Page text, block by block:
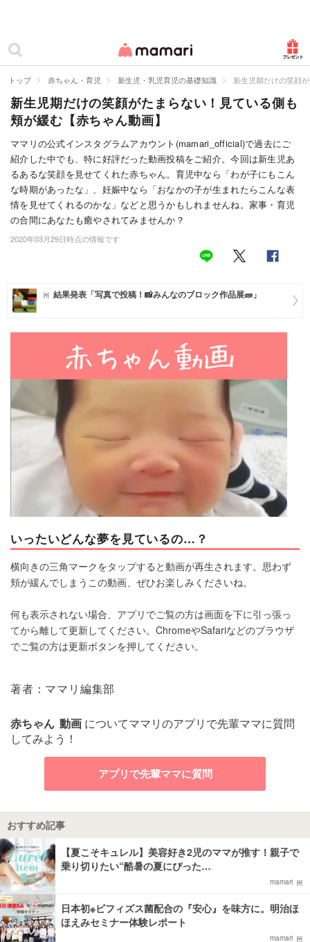
ママリ
カテゴリー一覧
妊娠
出産
赤ちゃん・育児
子育て・家族
病院
美容・ファッション
住まい
マネー
トレンド・イベント
トップ 赤ちゃん・育児 新生児・乳児育児の基礎知識 新生児期だけの笑顔
新生児期だけの笑顔がたまらない！見ている側も
頬が緩む【赤ちゃん動画】
ママリの公式インスタグラムアカウント(mamari_official)で過去にご
紹介した中でも、特に好評だった動画投稿をご紹介。今回は新生児あ
るあるな笑顔を見せてくれた赤ちゃん。育児中なら「わが子にもこん
な時期があったな」、妊娠中なら「おなかの子が生まれたらこんな表
情を見せてくれるのかな」などと思うかもしれませんね。家事・育児
の合間にあなたも癒やされてみませんか？
2020年03月29日時点の情報です
結果発表「写真で投稿！📸みんなのブロック作品展🧱」
いったいどんな夢を見ているの…？
横向きの三角マークをタップすると動画が再生されます。思わず
頬が緩んでしまうこの動画、ぜひお楽しみくださいね。
何も表示されない場合、アプリでご覧の方は画面を下に引っ張っ
てから離して更新してください。ChromeやSafariなどのブラウザ
でご覧の方は更新ボタンを押してください。
著者：ママリ編集部
赤ちゃん 動画 についてママリのアプリで先輩ママに質問
してみよう！
アプリで先輩ママに質問
おすすめ記事
【夏こそキュレル】美容好き2児のママが推す！親子で
乗り切りたい“酷暑の夏にぴった…
mamari
日本初※ビフィズス菌配合の『安心』を味方に。明治ほ
ほえみセミナー体験レポート
mamari